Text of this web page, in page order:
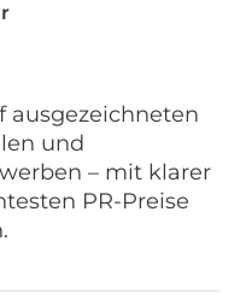
ausgezeichneten
und
– mit klarer
PR-Preise